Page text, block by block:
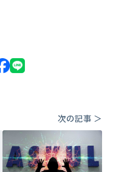
次の記事 ＞